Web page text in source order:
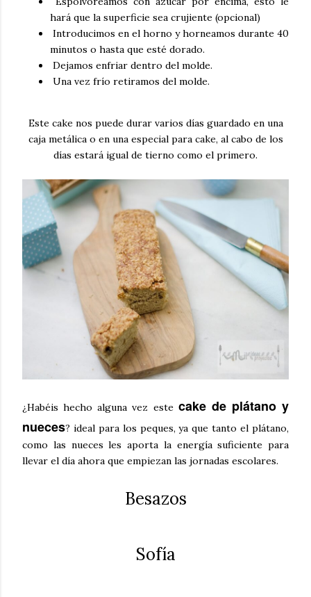
hará que la superficie sea crujiente (opcional)
Introducimos en el horno y horneamos durante 40
minutos o hasta que esté dorado.
Dejamos enfriar dentro del molde.
Una vez frío retiramos del molde.
Este cake nos puede durar varios días guardado en una
caja metálica o en una especial para cake, al cabo de los
días estará igual de tierno como el primero.
¿Habéis hecho alguna vez este cake de plátano y
nueces? ideal para los peques, ya que tanto el plátano,
como las nueces les aporta la energía suficiente para
llevar el día ahora que empiezan las jornadas escolares.
Besazos
Sofía